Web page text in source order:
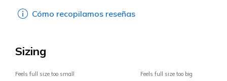
Cómo recopilamos reseñas
Sizing
Feels full size too small Feels full size too big